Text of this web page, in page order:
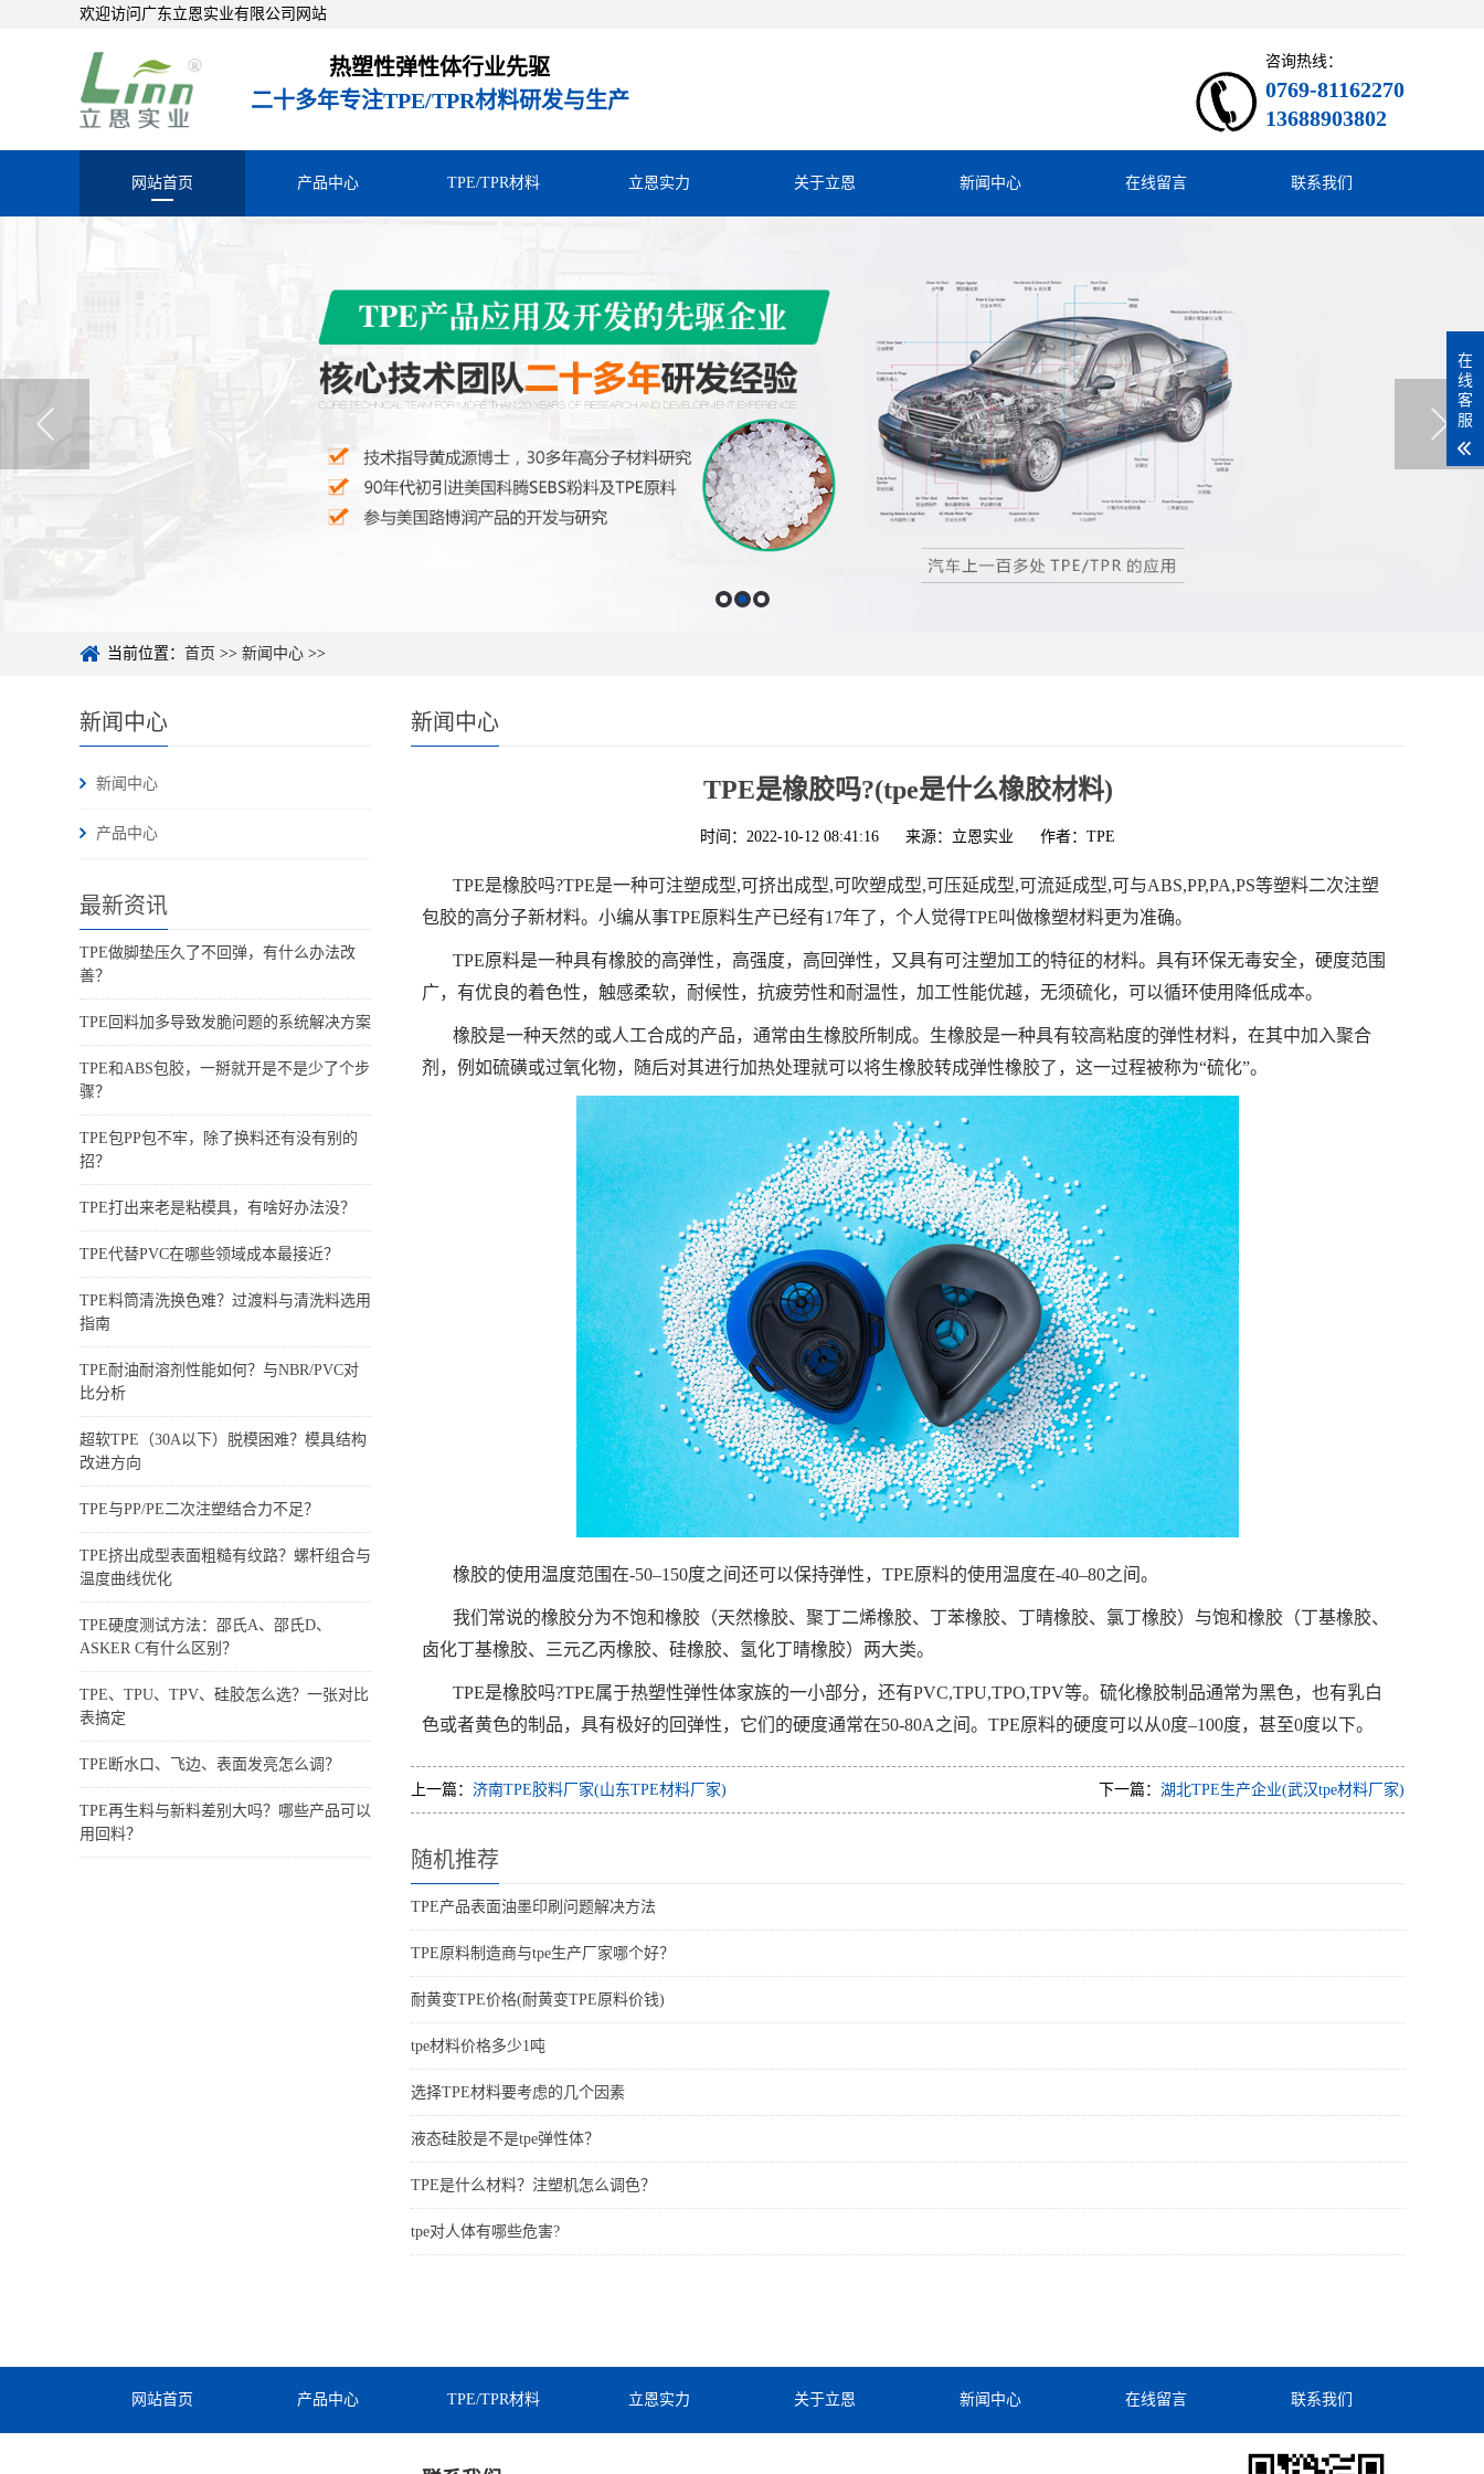
欢迎访问广东立恩实业有限公司网站
热塑性弹性体行业先驱
二十多年专注TPE/TPR材料研发与生产
咨询热线：
0769-81162270
13688903802
网站首页 产品中心 TPE/TPR材料 立恩实力 关于立恩 新闻中心 在线留言 联系我们
当前位置： 首页 >> 新闻中心 >>
新闻中心
新闻中心
产品中心
最新资讯
TPE做脚垫压久了不回弹，有什么办法改
善？
TPE回料加多导致发脆问题的系统解决方案
TPE和ABS包胶，一掰就开是不是少了个步
骤？
TPE包PP包不牢，除了换料还有没有别的
招？
TPE打出来老是粘模具，有啥好办法没？
TPE代替PVC在哪些领域成本最接近？
TPE料筒清洗换色难？过渡料与清洗料选用
指南
TPE耐油耐溶剂性能如何？与NBR/PVC对
比分析
超软TPE（30A以下）脱模困难？模具结构
改进方向
TPE与PP/PE二次注塑结合力不足？
TPE挤出成型表面粗糙有纹路？螺杆组合与
温度曲线优化
TPE硬度测试方法：邵氏A、邵氏D、
ASKER C有什么区别？
TPE、TPU、TPV、硅胶怎么选？一张对比
表搞定
TPE断水口、飞边、表面发亮怎么调？
TPE再生料与新料差别大吗？哪些产品可以
用回料？
新闻中心
TPE是橡胶吗?(tpe是什么橡胶材料)
时间：2022-10-12 08:41:16 来源：立恩实业 作者：TPE
TPE是橡胶吗?TPE是一种可注塑成型,可挤出成型,可吹塑成型,可压延成型,可流延成型,可与ABS,PP,PA,PS等塑料二次注塑
包胶的高分子新材料。小编从事TPE原料生产已经有17年了，个人觉得TPE叫做橡塑材料更为准确。
TPE原料是一种具有橡胶的高弹性，高强度，高回弹性，又具有可注塑加工的特征的材料。具有环保无毒安全，硬度范围
广，有优良的着色性，触感柔软，耐候性，抗疲劳性和耐温性，加工性能优越，无须硫化，可以循环使用降低成本。
橡胶是一种天然的或人工合成的产品，通常由生橡胶所制成。生橡胶是一种具有较高粘度的弹性材料，在其中加入聚合
剂，例如硫磺或过氧化物，随后对其进行加热处理就可以将生橡胶转成弹性橡胶了，这一过程被称为“硫化”。
橡胶的使用温度范围在-50–150度之间还可以保持弹性，TPE原料的使用温度在-40–80之间。
我们常说的橡胶分为不饱和橡胶（天然橡胶、聚丁二烯橡胶、丁苯橡胶、丁晴橡胶、氯丁橡胶）与饱和橡胶（丁基橡胶、
卤化丁基橡胶、三元乙丙橡胶、硅橡胶、氢化丁晴橡胶）两大类。
TPE是橡胶吗?TPE属于热塑性弹性体家族的一小部分，还有PVC,TPU,TPO,TPV等。硫化橡胶制品通常为黑色，也有乳白
色或者黄色的制品，具有极好的回弹性，它们的硬度通常在50-80A之间。TPE原料的硬度可以从0度–100度，甚至0度以下。
上一篇： 济南TPE胶料厂家(山东TPE材料厂家) 下一篇： 湖北TPE生产企业(武汉tpe材料厂家)
随机推荐
TPE产品表面油墨印刷问题解决方法
TPE原料制造商与tpe生产厂家哪个好？
耐黄变TPE价格(耐黄变TPE原料价钱)
tpe材料价格多少1吨
选择TPE材料要考虑的几个因素
液态硅胶是不是tpe弹性体？
TPE是什么材料？注塑机怎么调色？
tpe对人体有哪些危害?
网站首页 产品中心 TPE/TPR材料 立恩实力 关于立恩 新闻中心 在线留言 联系我们
在
线
客
服